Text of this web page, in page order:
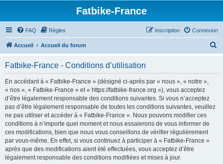
Fatbike-France
FAQ Règles Connexion
Inscription
Accueil Accueil du forum
Fatbike-France - Conditions d’utilisation
En accédant à « Fatbike-France » (désigné ci-après par « nous », « notre »,
« nos », « Fatbike-France » et « https://fatbike-france.org »), vous acceptez
d’être légalement responsable des conditions suivantes. Si vous n’acceptez
pas d’être légalement responsable de toutes les conditions suivantes, veuillez
ne pas utiliser et accéder à « Fatbike-France ». Nous pouvons modifier ces
conditions à n’importe quel moment et nous essaierons de vous informer de
ces modifications, bien que nous vous conseillons de vérifier régulièrement
par vous-même. En effet, si vous continuez à participer à « Fatbike-France »
après que des modifications aient été effectuées, vous acceptez d’être
légalement responsable des conditions modifiées et mises à jour.